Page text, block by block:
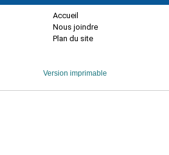
Accueil
Nous joindre
Plan du site
Version imprimable